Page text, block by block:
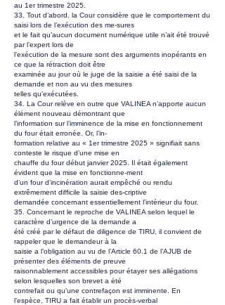
au 1er trimestre 2025.
33. Tout d’abord, la Cour considère que le comportement du
saisi lors de l’exécution des me-sures
et le fait qu’aucun document numérique utile n’ait été trouvé
par l’expert lors de
l’exécution de la mesure sont des arguments inopérants en
ce que la rétraction doit être
examinée au jour où le juge de la saisie a été saisi de la
demande et non au vu des mesures
telles qu’exécutées.
34. La Cour relève en outre que VALINEA n’apporte aucun
élément nouveau démontrant que
l’information sur l’imminence de la mise en fonctionnement
du four était erronée. Or, l’in-
formation relative au « 1er trimestre 2025 » signifiait sans
conteste le risque d’une mise en
chauffe du four début janvier 2025. Il était également
évident que la mise en fonctionne-ment
d’un four d’incinération aurait empêché ou rendu
extrêmement difficile la saisie des-criptive
demandée concernant essentiellement l’intérieur du four.
35. Concernant le reproche de VALINEA selon lequel le
caractère d’urgence de la demande a
été créé par le défaut de diligence de TIRU, il convient de
rappeler que le demandeur à la
saisie a l’obligation au vu de l’Article 60.1 de l’AJUB de
présenter des éléments de preuve
raisonnablement accessibles pour étayer ses allégations
selon lesquelles son brevet a été
contrefait ou qu’une contrefaçon est imminente. En
l’espèce, TIRU a fait établir un procès-verbal